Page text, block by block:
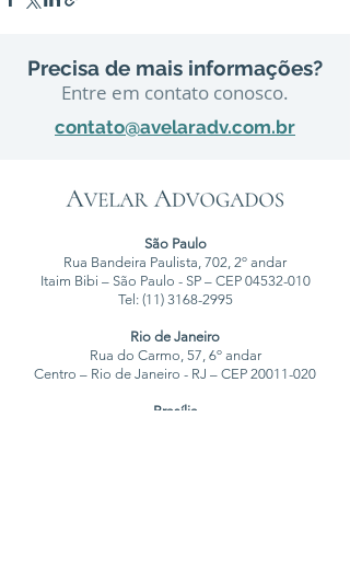
Precisa de mais informações?
Entre em contato conosco.
contato@avelaradv.com.br
São Paulo
Rua Bandeira Paulista, 702, 2º andar
Itaim Bibi – São Paulo - SP – CEP 04532-010
Tel: (11) 3168-2995
Rio de Janeiro
Rua do Carmo, 57, 6º andar
Centro – Rio de Janeiro - RJ – CEP 20011-020
Brasília